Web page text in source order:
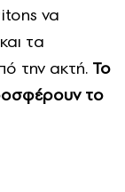
να
τα
την ακτή. Το
το